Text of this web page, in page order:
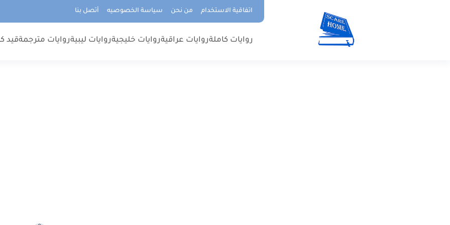
اتفاقية الاستخدام من نحن سياسة الخصوصيه أتصل بنا
روايات كاملةروايات عراقيةروايات خليجيةروايات ليبيةروايات مترجمةقيد